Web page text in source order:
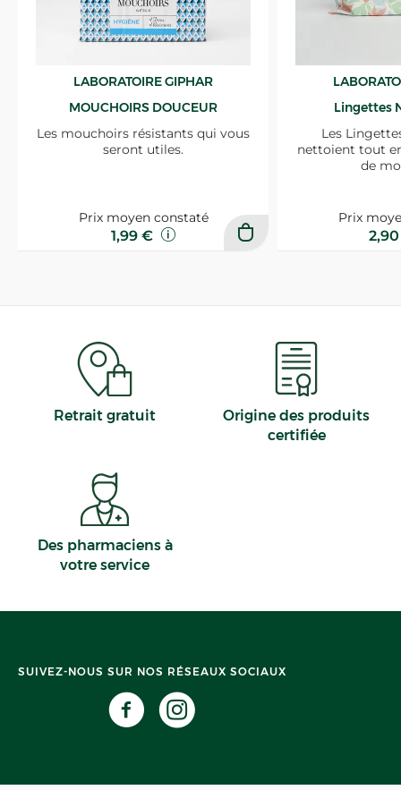
LABORATOIRE GIPHAR
MOUCHOIRS DOUCEUR
Les mouchoirs résistants qui vous
seront utiles.
Prix moyen constaté
1,99 €
Lingettes
Les
nettoient tout
de
Prix
Retrait gratuit
Origine des produits
certifiée
Des pharmaciens à
votre service
SUIVEZ-NOUS SUR NOS RÉSEAUX SOCIAUX